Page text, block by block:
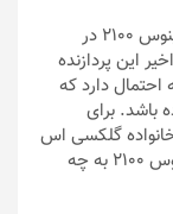
با این که هنوز اطلاعاتی از عملکرد چیپست اگزینوس 2100 در
این پردازنده
احتمال دارد که
باشد. برای
خانواده گلکسی اس
21 منتظر بمانیم و ببینیم که عملکرد نهایی اگزینوس 2100 به چه